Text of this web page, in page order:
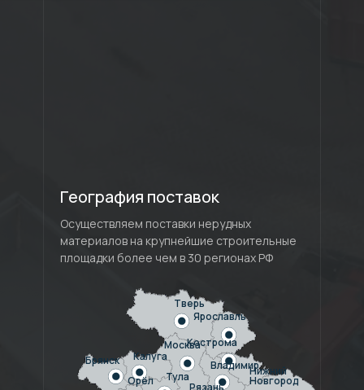
География поставок
Осуществляем поставки нерудных
материалов на крупнейшие строительные
площадки более чем в 30 регионах РФ
Москва
Рязань
Тверь
Ярославль
Кострома
ВладимирНижний
Новгород
Брянск
Калуга
Орёл
Тула
это сокращает